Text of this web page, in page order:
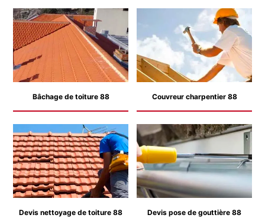
Bâchage de toiture 88 Couvreur charpentier 88
Devis nettoyage de toiture 88 Devis pose de gouttière 88